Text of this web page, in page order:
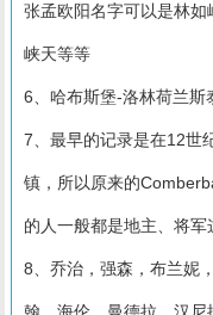
张孟欧阳名字可以是林
峡天等等
6、哈布斯堡-洛林荷兰斯
7、最早的记录是在12世
镇，所以原来的
的人一般都是地主、将军
8、乔治，强森，布兰妮